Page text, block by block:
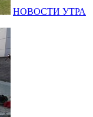
НОВОСТИ УТРА